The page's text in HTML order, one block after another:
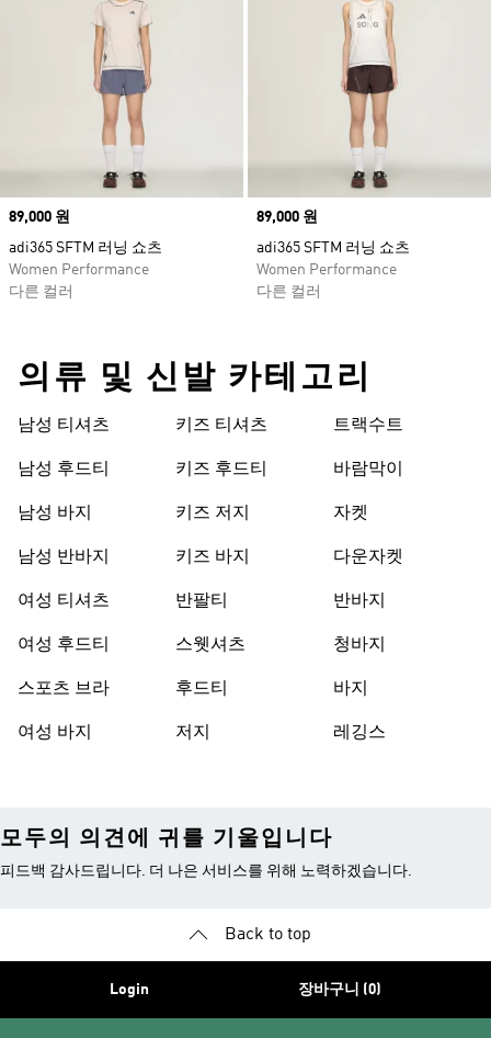
Price
89,000 원
adi365 SFTM 러닝 쇼츠
Women Performance
다른 컬러
Price
89,000 원
adi365 SFTM 러닝 쇼츠
Women Performance
다른 컬러
의류 및 신발 카테고리
남성 티셔츠
남성 후드티
남성 바지
남성 반바지
여성 티셔츠
여성 후드티
스포츠 브라
여성 바지
키즈 티셔츠
키즈 후드티
키즈 저지
키즈 바지
반팔티
스웻셔츠
후드티
저지
트랙수트
바람막이
자켓
다운자켓
반바지
청바지
바지
레깅스
모두의 의견에 귀를 기울입니다
피드백 감사드립니다. 더 나은 서비스를 위해 노력하겠습니다.
Back to top
Login 장바구니 (0)